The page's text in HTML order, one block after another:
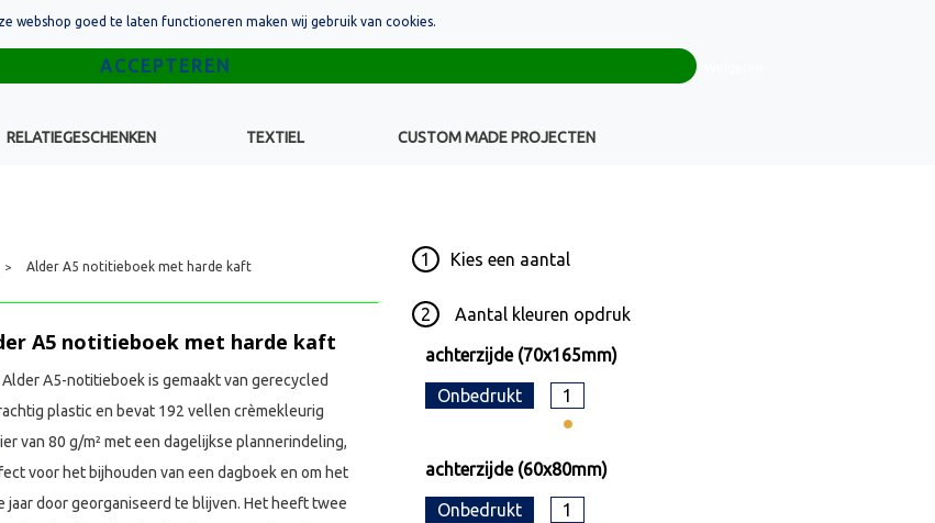
+32(0)16 43 54 19
RELATIEGESCHENKEN TEXTIEL CUSTOM MADE PROJECTEN
> Alder A5 notitieboek met harde kaft 1 Kies een aantal
2 Aantal kleuren opdruk
achterzijde (70x165mm)
Onbedrukt 1
achterzijde (60x80mm)
Onbedrukt 1
A5 notitieboek met harde kaft
A5-notitieboek is gemaakt van gerecycled
plastic en bevat 192 vellen crèmekleurig
van 80 g/m² met een dagelijkse plannerindeling,
voor het bijhouden van een dagboek en om het
jaar door georganiseerd te blijven. Het heeft twee
webshop goed te laten functioneren maken wij gebruik van cookies.